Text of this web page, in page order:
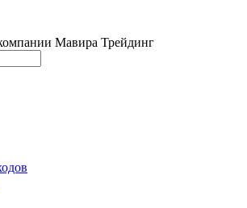
Мавира Трейдинг